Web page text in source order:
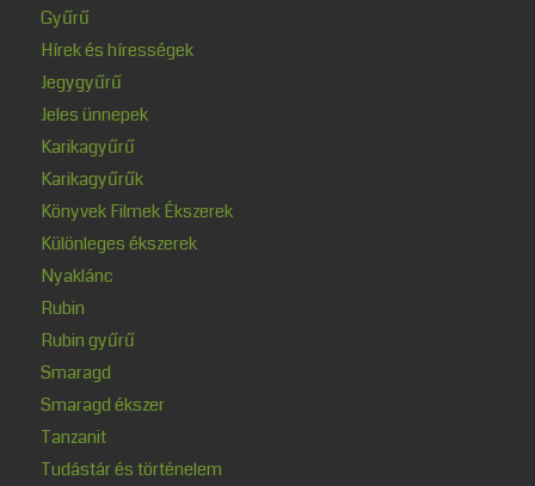
Gyűrű
Hírek és hírességek
Jegygyűrű
Jeles ünnepek
Karikagyűrű
Karikagyűrűk
Könyvek Filmek Ékszerek
Különleges ékszerek
Nyaklánc
Rubin
Rubin gyűrű
Smaragd
Smaragd ékszer
Tanzanit
Tudástár és történelem